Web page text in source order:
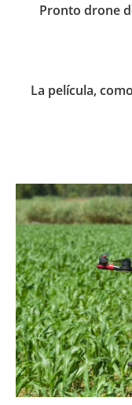
Pronto drone
La película,